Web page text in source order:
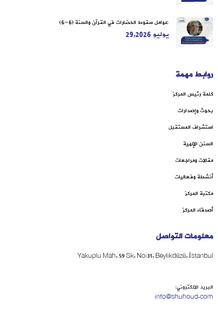
عوامل سقوط الحضارات في القرآن والسنة (6-6)
يوليو 29,2026
روابط مهمة
كلمة رئيس المركز
بحوث وإصدارات
استشراف المستقبل
السنن الإلهية
مقالات ومراجعات
أنشطة وفعاليات
مكتبة المركز
أصدقاء المركز
معلومات التواصل
Yakuplu Mah, 59 Sk, No:31, Beylikdüzü, İstanbul
البريد الالكتروني:
info@shuhoud.com